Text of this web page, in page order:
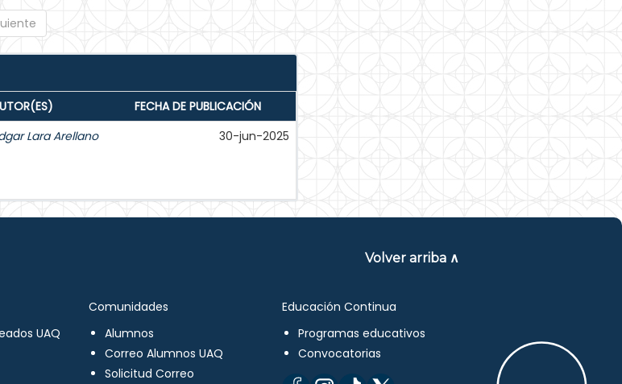
FECHA DE PUBLICACIÓN
Lara Arellano 30-jun-2025
Volver arriba ∧
UAQ
Comunidades
Alumnos
Correo Alumnos UAQ
Solicitud Correo
Educación Continua
Programas educativos
Convocatorias